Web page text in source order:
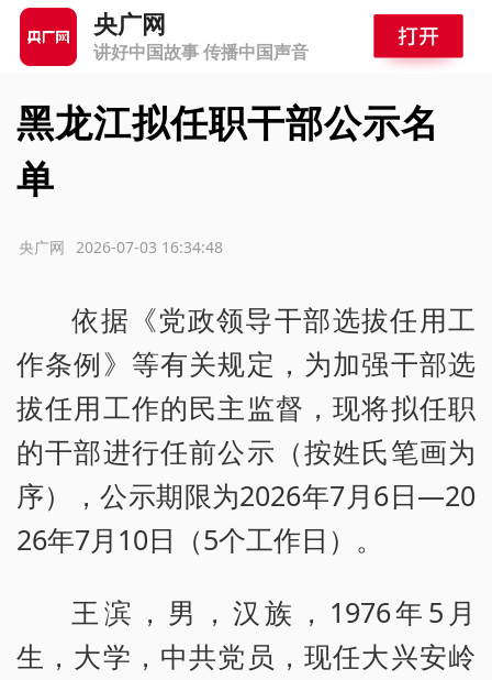
央广网
讲好中国故事 传播中国声音
黑龙江拟任职干部公示名
单
2026-07-03 16:34:48
央广网
依据《党政领导干部选拔任用工
作条例》等有关规定，为加强干部选
拔任用工作的民主监督，现将拟任职
的干部进行任前公示（按姓氏笔画为
序），公示期限为2026年7月6日—20
26年7月10日（5个工作日）。
王滨，男，汉族，1976年5月
生，大学，中共党员，现任大兴安岭